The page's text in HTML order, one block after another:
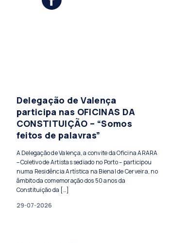
Delegação de Valença
participa nas OFICINAS DA
CONSTITUIÇÃO – “Somos
feitos de palavras”
A Delegação de Valença, a convite da Oficina ARARA
– Coletivo de Artistas sediado no Porto – participou
numa Residência Artística na Bienal de Cerveira, no
âmbito da comemoração dos 50 anos da
Constituição da […]
29-07-2026